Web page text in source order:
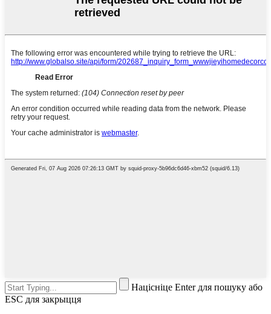
Націсніце Enter для пошуку або
ESC для закрыцця